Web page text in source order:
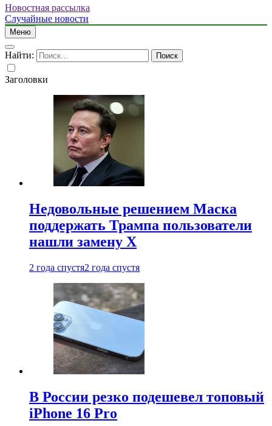
Новостная рассылка
Случайные новости
Меню
Найти:
Заголовки
Недовольные решением Маска
поддержать Трампа пользователи
нашли замену X
2 года спустя2 года спустя
В России резко подешевел топовый
iPhone 16 Pro